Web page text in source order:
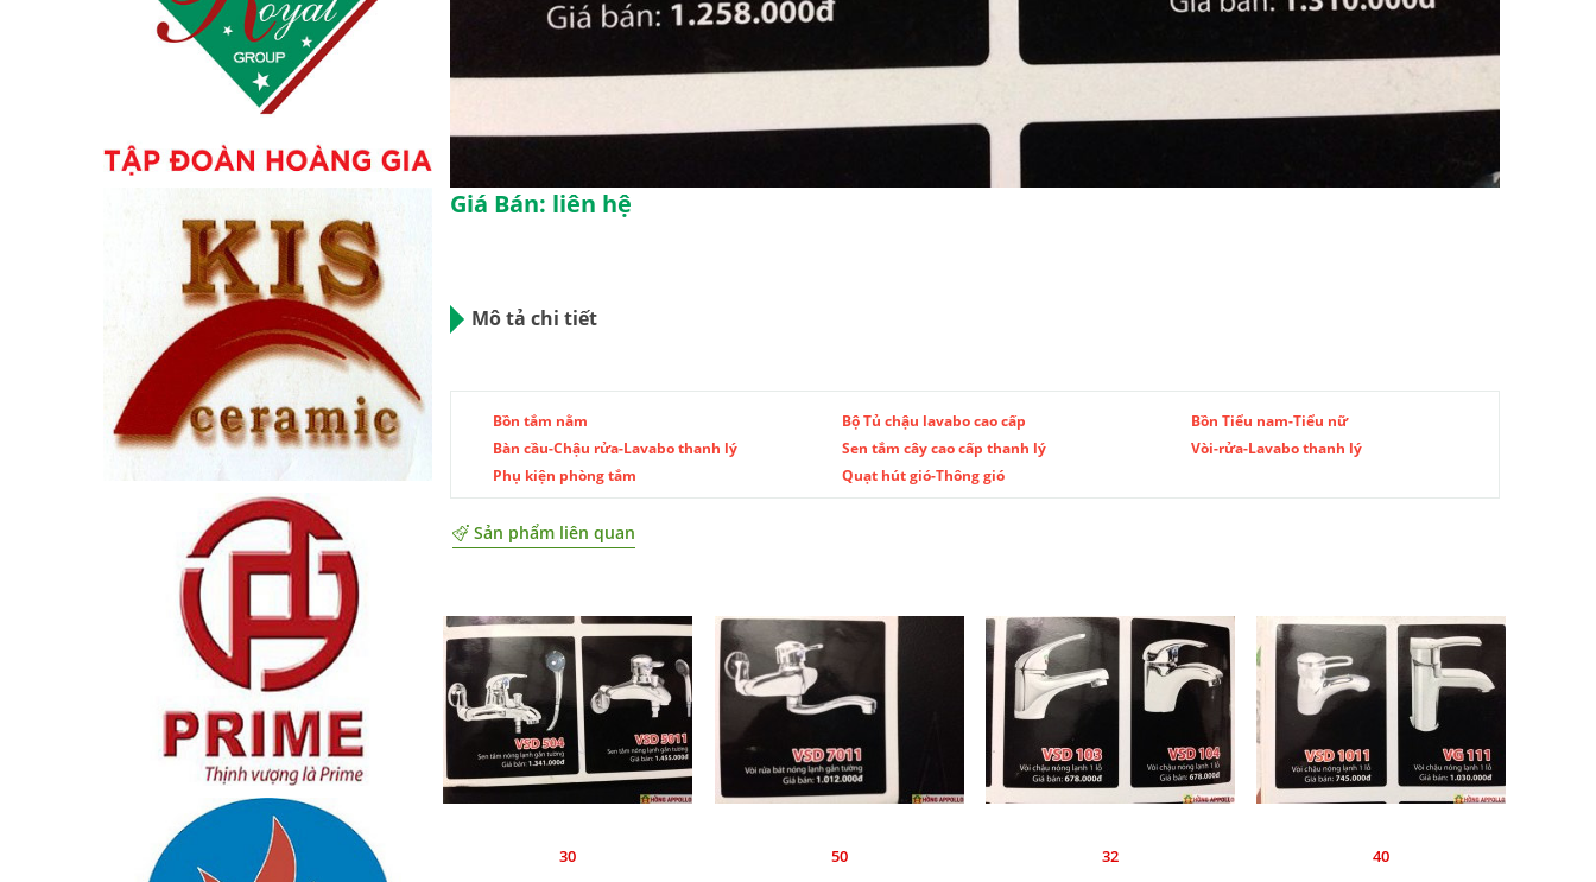
Giá Bán: liên hệ
Mô tả chi tiết
Bồn tắm nằm Bộ Tủ chậu lavabo cao cấp
Bồn Tiểu nam-Tiểu nữ
Bàn cầu-Chậu rửa-Lavabo thanh lý
Sen tắm cây cao cấp thanh lý
Vòi-rửa-Lavabo thanh lý
Phụ kiện phòng tắm
Quạt hút gió-Thông gió
Sản phẩm liên quan
30 50 32 40